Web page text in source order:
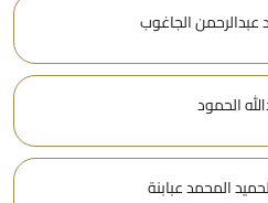
الجاغوب
الحمود
المحمد عبابنة